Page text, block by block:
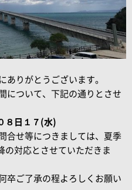
ありがとうございます。
について、下記の通りとさせ
８日１７(水)
合せ等につきましては、夏季
の対応とさせていただきま
卒ご了承の程よろしくお願い